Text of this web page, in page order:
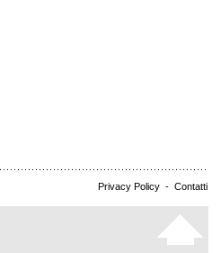
Privacy Policy - Contatti